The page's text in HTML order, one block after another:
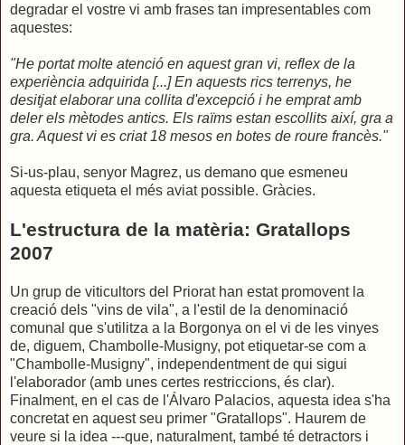
degradar el vostre vi amb frases tan impresentables com
aquestes:
"He portat molte atenció en aquest gran vi, reflex de la
experiència adquirida [...] En aquests rics terrenys, he
desitjat elaborar una collita d'excepció i he emprat amb
deler els mètodes antics. Els raïms estan escollits així, gra a
gra. Aquest vi es criat 18 mesos en botes de roure francès."
Si-us-plau, senyor Magrez, us demano que esmeneu
aquesta etiqueta el més aviat possible. Gràcies.
L'estructura de la matèria: Gratallops
2007
Un grup de viticultors del Priorat han estat promovent la
creació dels "vins de vila", a l'estil de la denominació
comunal que s'utilitza a la Borgonya on el vi de les vinyes
de, diguem, Chambolle-Musigny, pot etiquetar-se com a
"Chambolle-Musigny", independentment de qui sigui
l'elaborador (amb unes certes restriccions, és clar).
Finalment, en el cas de l'Álvaro Palacios, aquesta idea s'ha
concretat en aquest seu primer "Gratallops". Haurem de
veure si la idea ---que, naturalment, també té detractors i